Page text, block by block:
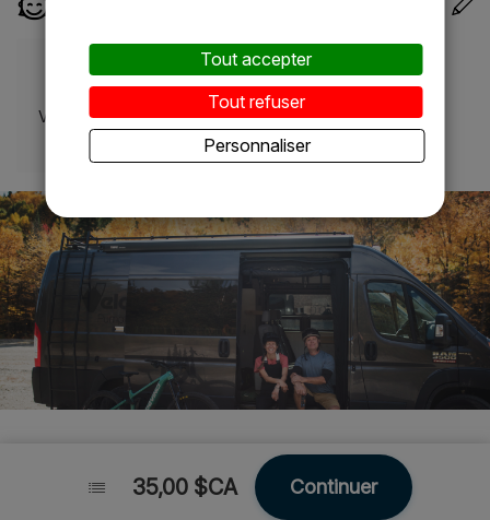
Personnaliser
Tout refuser
Tout accepter
Véhicule 1
35,00 $CA Continuer
35,00 $CA Continuer